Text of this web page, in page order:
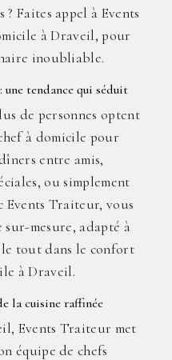
Faites appel à Events
à Draveil, pour
inoubliable.
tendance qui séduit
de personnes optent
à domicile pour
entre amis,
ou simplement
Events Traiteur, vous
mesure, adapté à
le tout dans le confort
à Draveil.
la cuisine raffinée
Events Traiteur met
équipe de chefs